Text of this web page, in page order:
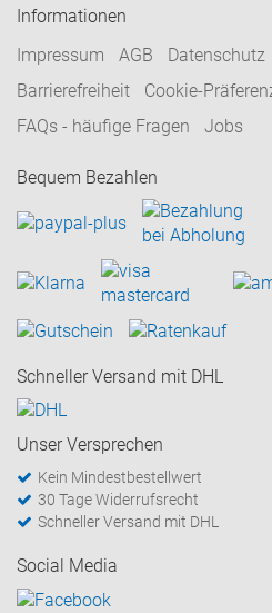
Informationen
Impressum
AGB Datenschutz
Barrierefreiheit
Cookie-
FAQs - häufige Fragen
Jobs
Bequem Bezahlen
Schneller Versand mit DHL
Unser Versprechen
Kein Mindestbestellwert
30 Tage Widerrufsrecht
Schneller Versand mit DHL
Social Media